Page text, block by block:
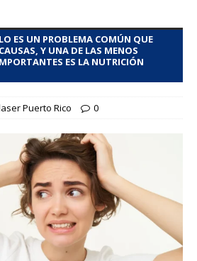
ES UN PROBLEMA COMÚN QUE
Y UNA DE LAS MENOS
ES LA NUTRICIÓN
Puerto Rico 0